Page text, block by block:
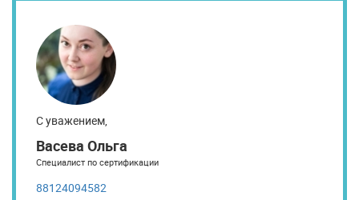
С уважением,
Васева Ольга
Специалист по сертификации
88124094582